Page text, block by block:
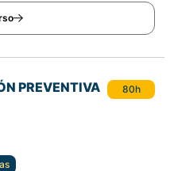
PREVENTIVA 80h